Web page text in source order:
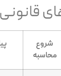
شروع